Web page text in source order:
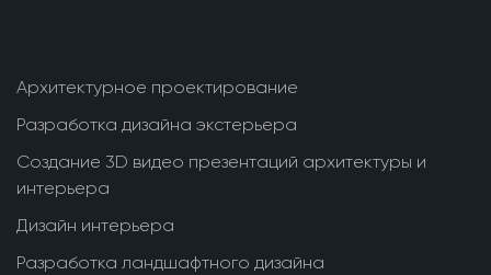
Архитектурное проектирование
Разработка дизайна экстерьера
Создание 3D видео презентаций архитектуры и
интерьера
Дизайн интерьера
Разработка ландшафтного дизайна